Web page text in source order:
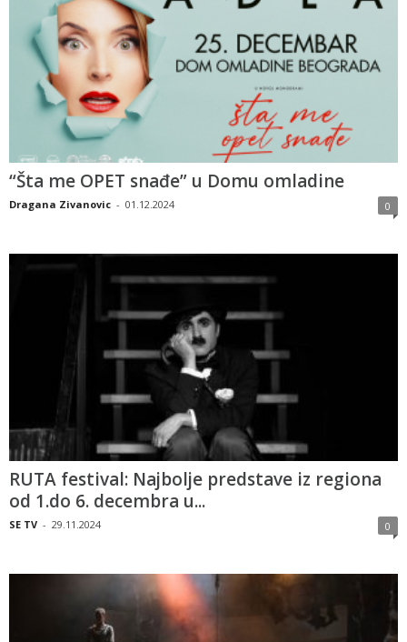
“Šta me OPET snađe” u Domu omladine
Dragana Zivanovic - 01.12.2024 0
RUTA festival: Najbolje predstave iz regiona
od 1.do 6. decembra u...
SE TV - 29.11.2024 0